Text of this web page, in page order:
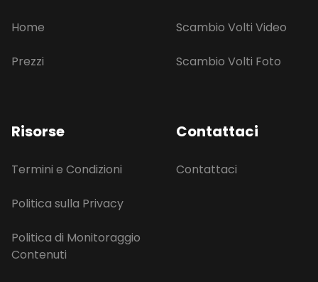
Home
Prezzi
Scambio Volti Video
Scambio Volti Foto
Risorse
Termini e Condizioni
Politica sulla Privacy
Politica di Monitoraggio
Contenuti
Contattaci
Contattaci